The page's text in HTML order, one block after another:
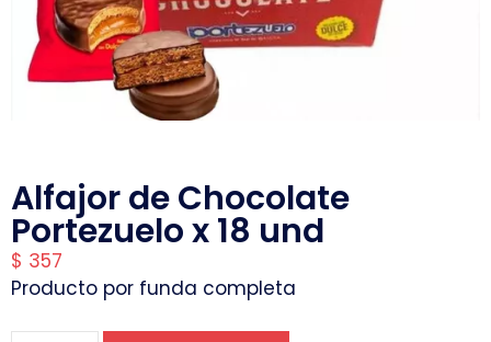
Alfajor de Chocolate
Portezuelo x 18 und
$ 357
Producto por funda completa